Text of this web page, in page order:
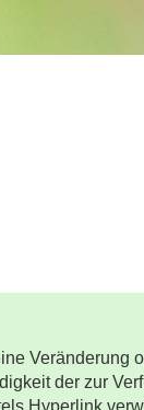
Veränderung
der zur
Hyperlink